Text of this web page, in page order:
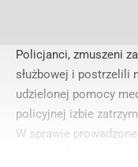
Policjanci, zmuszeni
służbowej i postrzelili
udzielonej pomocy
policyjnej izbie
W sprawie